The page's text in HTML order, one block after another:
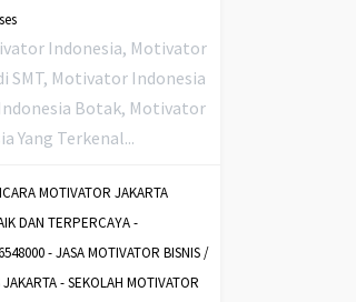
Indonesia, Motivator
SMT, Motivator Indonesia
Botak, Motivator
Yang Terkenal...
MOTIVATOR JAKARTA
DAN TERPERCAYA -
- JASA MOTIVATOR BISNIS /
JAKARTA - SEKOLAH MOTIVATOR